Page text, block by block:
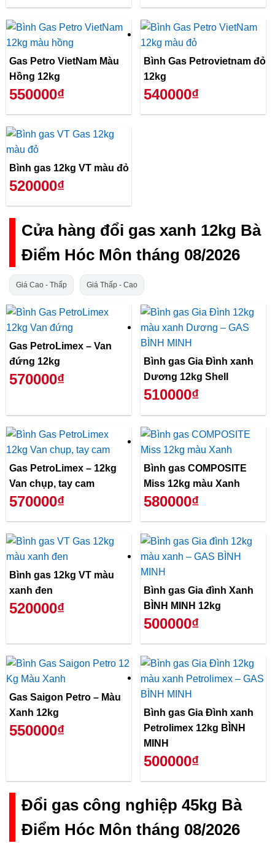
Gas Petro VietNam Màu
Hồng 12kg
550000₫
Bình Gas Petrovietnam đỏ
12kg
540000₫
Bình gas 12kg VT màu đỏ
520000₫
Cửa hàng đổi gas xanh 12kg Bà
Điểm Hóc Môn tháng 08/2026
Giá Cao - Thấp Giá Thấp - Cao
Gas PetroLimex – Van
đứng 12kg
570000₫
Bình gas Gia Đình xanh
Dương 12kg Shell
510000₫
Gas PetroLimex – 12kg
Van chụp, tay cam
570000₫
Bình gas COMPOSITE
Miss 12kg màu Xanh
580000₫
Bình gas 12kg VT màu
xanh đen
520000₫
Bình gas Gia đình Xanh
BÌNH MINH 12kg
500000₫
Gas Saigon Petro – Màu
Xanh 12kg
550000₫
Bình gas Gia Đình xanh
Petrolimex 12kg BÌNH
MINH
500000₫
Đổi gas công nghiệp 45kg Bà
Điểm Hóc Môn tháng 08/2026